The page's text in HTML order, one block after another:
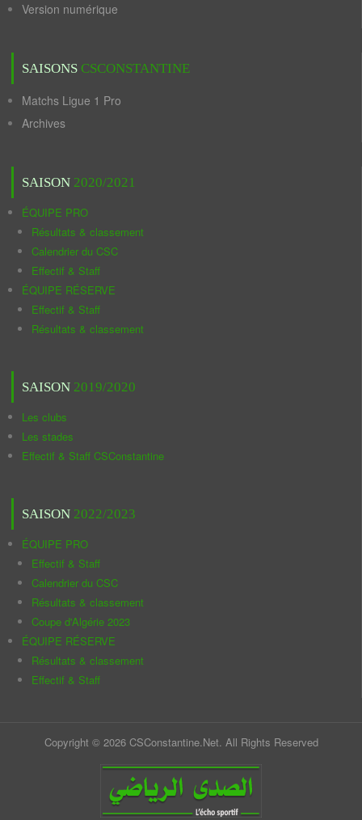
Version numérique
SAISONS CSCONSTANTINE
Matchs Ligue 1 Pro
Archives
SAISON 2020/2021
ÉQUIPE PRO
Résultats & classement
Calendrier du CSC
Effectif & Staff
ÉQUIPE RÉSERVE
Effectif & Staff
Résultats & classement
SAISON 2019/2020
Les clubs
Les stades
Effectif & Staff CSConstantine
SAISON 2022/2023
ÉQUIPE PRO
Effectif & Staff
Calendrier du CSC
Résultats & classement
Coupe d'Algérie 2023
ÉQUIPE RÉSERVE
Résultats & classement
Effectif & Staff
Copyright © 2026 CSConstantine.Net. All Rights Reserved